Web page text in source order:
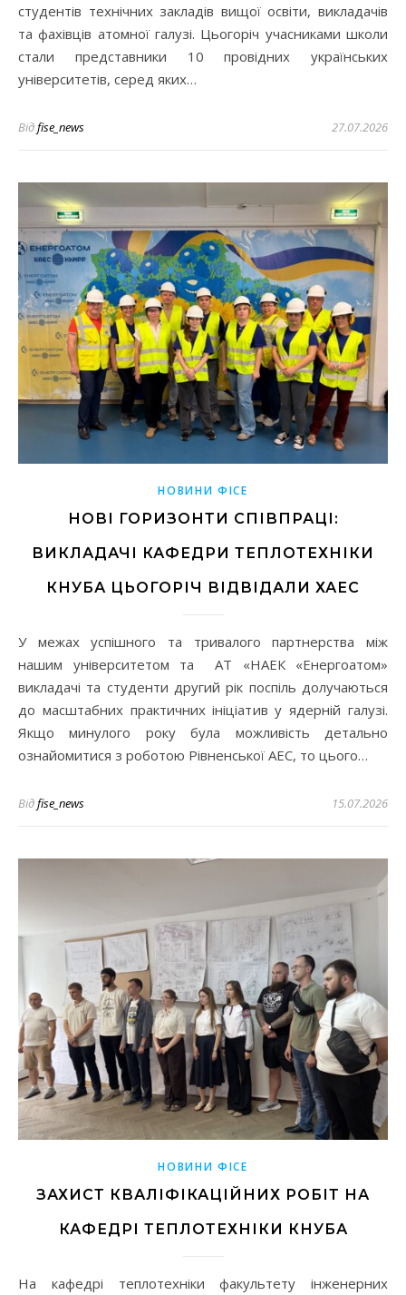
студентів технічних закладів вищої освіти, викладачів
та фахівців атомної галузі. Цьогоріч учасниками школи
стали представники 10 провідних українських
університетів, серед яких…
Відfise_news 27.07.2026
НОВИНИ ФІСЕ
НОВІ ГОРИЗОНТИ СПІВПРАЦІ:
ВИКЛАДАЧІ КАФЕДРИ ТЕПЛОТЕХНІКИ
КНУБА ЦЬОГОРІЧ ВІДВІДАЛИ ХАЕС
У межах успішного та тривалого партнерства між
нашим університетом та АТ «НАЕК «Енергоатом»
викладачі та студенти другий рік поспіль долучаються
до масштабних практичних ініціатив у ядерній галузі.
Якщо минулого року була можливість детально
ознайомитися з роботою Рівненської АЕС, то цього…
Відfise_news 15.07.2026
НОВИНИ ФІСЕ
ЗАХИСТ КВАЛІФІКАЦІЙНИХ РОБІТ НА
КАФЕДРІ ТЕПЛОТЕХНІКИ КНУБА
На кафедрі теплотехніки факультету інженерних